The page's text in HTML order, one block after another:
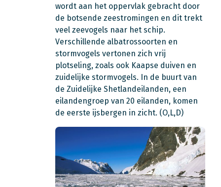
wordt aan het oppervlak gebracht door
de botsende zeestromingen en dit trekt
veel zeevogels naar het schip.
Verschillende albatrossoorten en
stormvogels vertonen zich vrij
plotseling, zoals ook Kaapse duiven en
zuidelijke stormvogels. In de buurt van
de Zuidelijke Shetlandeilanden, een
eilandengroep van 20 eilanden, komen
de eerste ijsbergen in zicht. (O,L,D)